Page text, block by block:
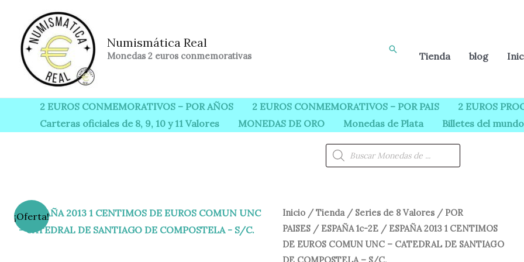
contenido
Numismática Real
Monedas 2 euros conmemorativas BuscarTienda blog
2 EUROS CONMEMORATIVOS – POR AÑOS 2 EUROS CONMEMORATIVOS – POR PAIS 2 EUROS
Carteras oficiales de 8, 9, 10 y 11 Valores
MONEDAS DE ORO Monedas de Plata Billetes del mundo
Búsqueda
de
productos
¡Oferta! Inicio/Tienda/ Series de 8 Valores/ POR
PAISES/ ESPAÑA 1c-2E/ ESPAÑA 2013 1 CENTIMOS
DE EUROS COMUN UNC – CATEDRAL DE SANTIAGO
El
precio
El
precio
ESPAÑA
2013
1